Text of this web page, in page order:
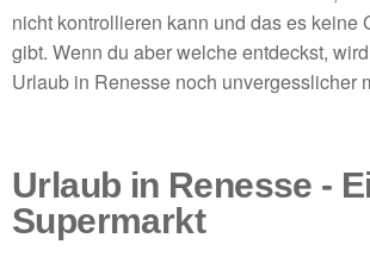
nicht kontrollieren kann und das es keine
gibt. Wenn du aber welche entdeckst,
Urlaub in Renesse noch unvergesslicher
Urlaub in Renesse -
Supermarkt